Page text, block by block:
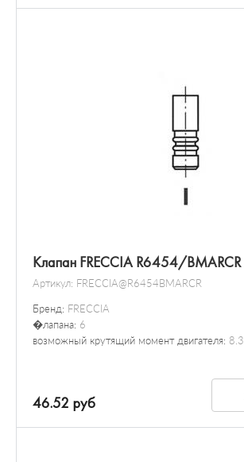
Клапан FRECCIA R6454/BMARCR
Артикул: FRECCIA@R6454BMARCR
Бренд: FRECCIA
�лапана: 6
возможный крутящий момент двигателя: 8.3
46.52 руб